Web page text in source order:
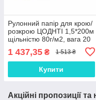
Рулонний папір для крою/
розкрою ЦОДНТІ 1,5*200м
щільністю 80г/м2, вага 20
кг (PС/К-1,5/200-80/20-2)
1 437,35 ₴ 1 513 ₴
Купити
Акційні пропозиції